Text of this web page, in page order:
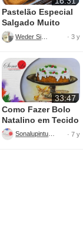
Pastelão Especial
Salgado Muito
Saboroso e Bom
Para Venda
· 3 y
33:47
Como Fazer Bolo
Natalino em Tecido
Sonalupinturas · 7 y